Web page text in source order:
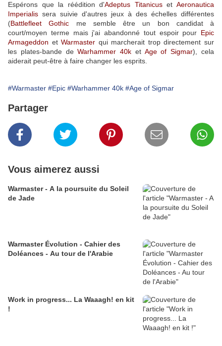
Espérons que la réédition d'Adeptus TitanicusetAeronautica
Imperialis sera suivie d'autres jeux à des échelles différentes
(Battlefleet Gothic me semble être un bon candidat à
court/moyen terme mais j'ai abandonné tout espoir pour Epic
Armageddon etWarmaster qui marcherait trop directement sur
les plates-bande deWarhammer 40k et Age of Sigmar), cela
aiderait peut-être à faire changer les esprits.
#Warmaster #Epic #Warhammer 40k #Age of Sigmar
Partager
Vous aimerez aussi
Warmaster - A la poursuite du Soleil
de Jade
Warmaster Évolution - Cahier des
Doléances - Au tour de l'Arabie
Work in progress... La Waaagh! en kit
!